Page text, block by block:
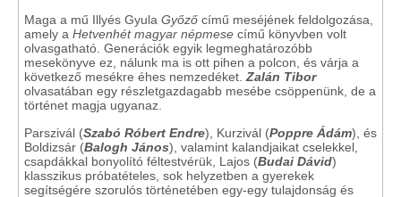
Maga a mű Illyés Gyula Győző című meséjének feldolgozása,
amely a Hetvenhét magyar népmese című könyvben volt
olvasgatható. Generációk egyik legmeghatározóbb
mesekönyve ez, nálunk ma is ott pihen a polcon, és várja a
következő mesékre éhes nemzedéket. Zalán Tibor
olvasatában egy részletgazdagabb mesébe csöppenünk, de a
történet magja ugyanaz.
Parszivál (Szabó Róbert Endre), Kurzivál (Poppre Ádám), és
Boldizsár (Balogh János), valamint kalandjaikat cselekkel,
csapdákkal bonyolító féltestvérük, Lajos (Budai Dávid)
klasszikus próbatételes, sok helyzetben a gyerekek
segítségére szorulós történetében egy-egy tulajdonság és